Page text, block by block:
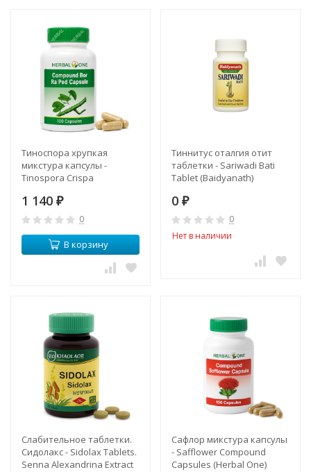
Тиноспора хрупкая
микстура капсулы -
Tinospora Crispa
Ra Ped (Herbal One)
1 140 ₽
0
В корзину
Тиннитус оталгия отит
таблетки - Sariwadi Bati
Tablet (Baidyanath)
0 ₽
0
Нет в наличии
Слабительное таблетки.
Сидолакс - Sidolax Tablets.
Senna Alexandrina Extract
Сафлор микстура капсулы
- Safflower Compound
Capsules (Herbal One)